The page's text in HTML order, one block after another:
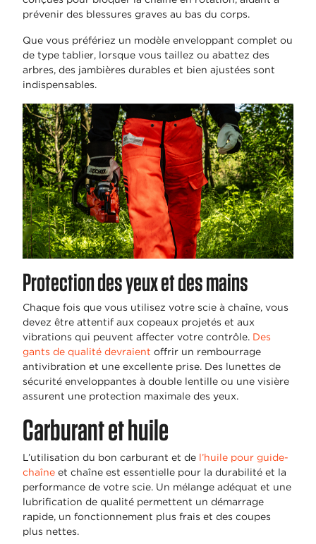
prévenir des blessures graves au bas du corps.
Que vous préfériez un modèle enveloppant complet ou
de type tablier, lorsque vous taillez ou abattez des
arbres, des jambières durables et bien ajustées sont
indispensables.
Protection des yeux et des mains
Chaque fois que vous utilisez votre scie à chaîne, vous
devez être attentif aux copeaux projetés et aux
vibrations qui peuvent affecter votre contrôle. Des
gants de qualité devraient offrir un rembourrage
antivibration et une excellente prise. Des lunettes de
sécurité enveloppantes à double lentille ou une visière
assurent une protection maximale des yeux.
Carburant et huile
L’utilisation du bon carburant et de l’huile pour guide-
chaîne et chaîne est essentielle pour la durabilité et la
performance de votre scie. Un mélange adéquat et une
lubrification de qualité permettent un démarrage
rapide, un fonctionnement plus frais et des coupes
plus nettes.